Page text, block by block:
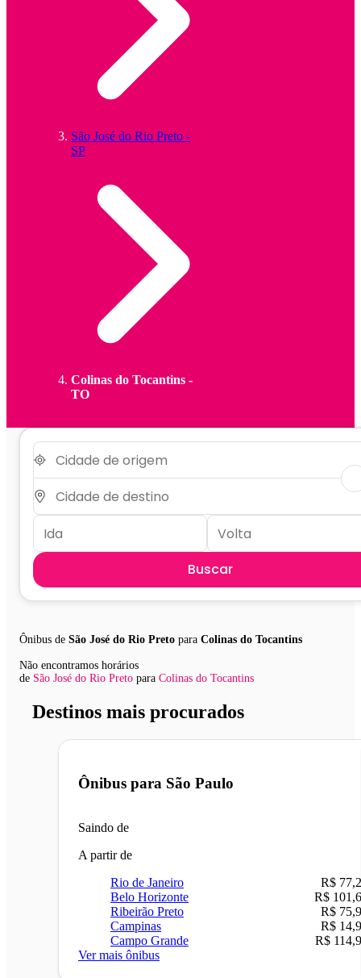
São José do Rio Preto -
SP
Colinas do Tocantins -
TO
Buscar
Ônibus de São José do Rio Preto para Colinas do Tocantins
Não encontramos horários
de São José do Rio Preto para Colinas do Tocantins
Destinos mais procurados
Ônibus para São Paulo
Saindo de
A partir de
Rio de Janeiro
R$
Belo Horizonte
R$
Ribeirão Preto
R$
Campinas
R$
Campo Grande
R$
Ver mais ônibus